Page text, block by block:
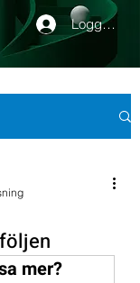
Logga in
mer?